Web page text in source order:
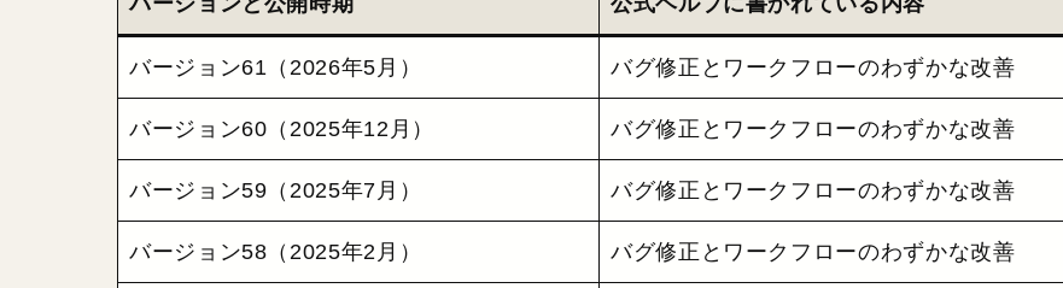
バージョン61（2026年5月） バグ修正とワークフローのわずかな改善
バージョン60（2025年12月） バグ修正とワークフローのわずかな改善
バージョン59（2025年7月） バグ修正とワークフローのわずかな改善
バージョン58（2025年2月） バグ修正とワークフローのわずかな改善